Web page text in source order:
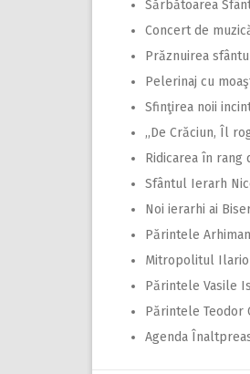
Sărbătoarea
Concert de
Prăznuirea
Pelerinaj cu
Sfinţirea noii
,,De Crăciun, Îl
Ridicarea în rang
Sfântul Ierarh
Noi ierarhi ai
Părintele
Mitropolitul
Părintele Vasile
Părintele Teodor
Agenda